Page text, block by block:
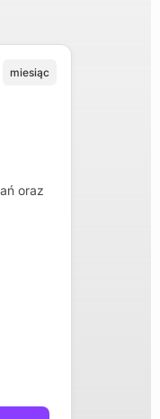
miesiąc
oraz